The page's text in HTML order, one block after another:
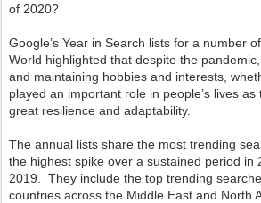
of 2020?
Google’s Year in Search lists for a number
World highlighted that despite the
and maintaining hobbies and interests,
played an important role in people’s lives
great resilience and adaptability.
The annual lists share the most trending
the highest spike over a sustained period in
2019. They include the top trending
countries across the Middle East and North